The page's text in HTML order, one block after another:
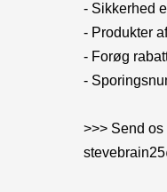
- Sikkerhed
- Produkter
- Forøg
-
>>> Send os